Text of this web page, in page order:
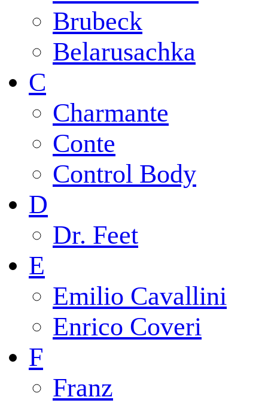
Brubeck
Belarusachka
C
Charmante
Conte
Control Body
D
Dr. Feet
E
Emilio Cavallini
Enrico Coveri
F
Franz